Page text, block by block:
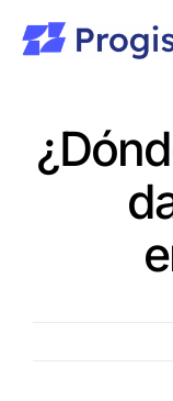
contenu
A propos